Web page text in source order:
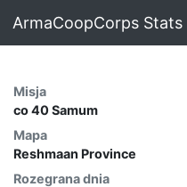
ArmaCoopCorps Stats
Misja
co 40 Samum
Mapa
Reshmaan Province
Rozegrana dnia